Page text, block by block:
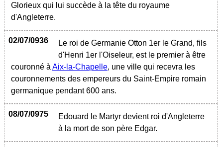
Glorieux qui lui succède à la tête du royaume
d'Angleterre.
02/07/0936
Le roi de Germanie Otton 1er le Grand, fils
d'Henri 1er l'Oiseleur, est le premier à être
couronné à Aix-la-Chapelle, une ville qui recevra les
couronnements des empereurs du Saint-Empire romain
germanique pendant 600 ans.
08/07/0975
Edouard le Martyr devient roi d'Angleterre
à la mort de son père Edgar.